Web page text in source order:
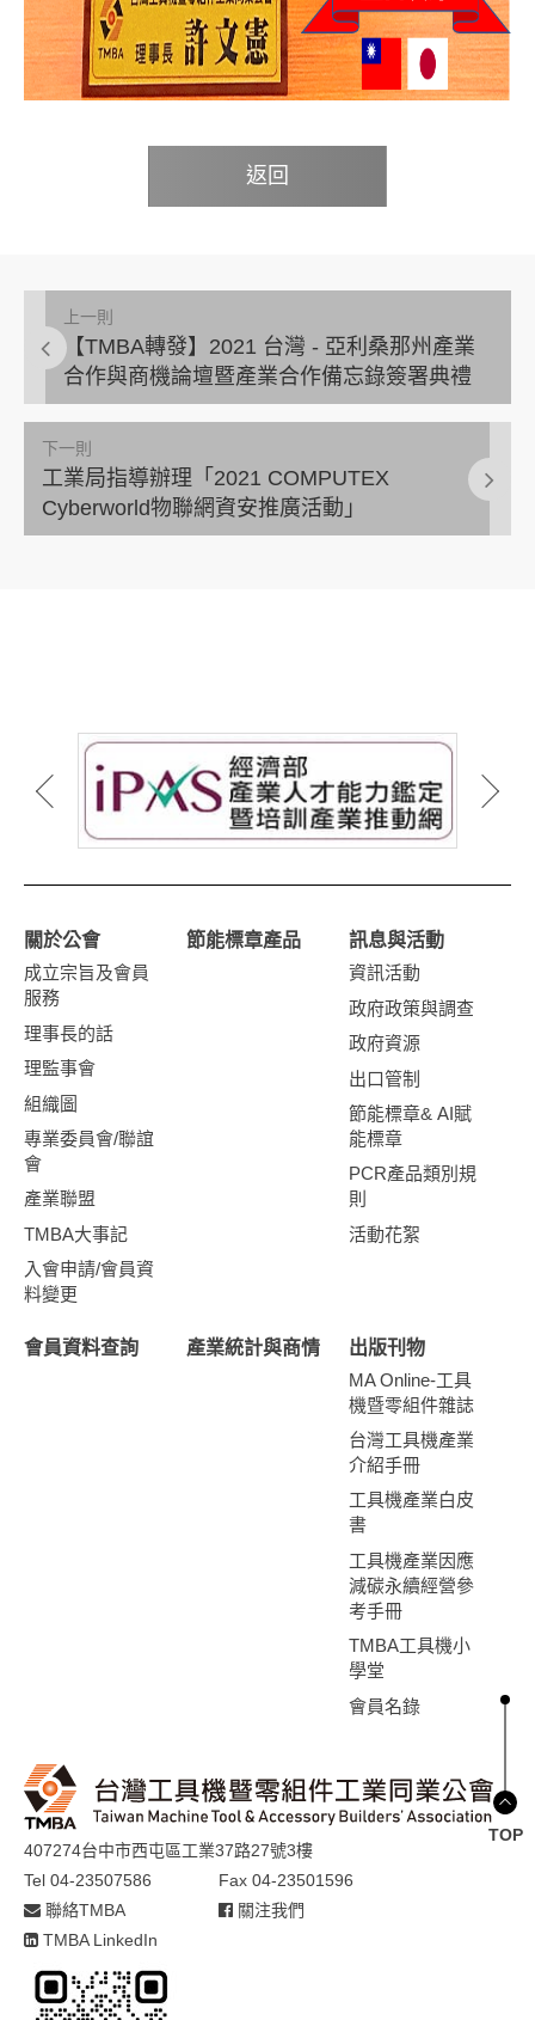
返回
上一則
【TMBA轉發】2021 台灣 - 亞利桑那州產業
合作與商機論壇暨產業合作備忘錄簽署典禮
(線上論壇)
下一則
工業局指導辦理「2021 COMPUTEX
Cyberworld物聯網資安推廣活動」
關於公會
成立宗旨及會員
服務
理事長的話
理監事會
組織圖
專業委員會/聯誼
會
產業聯盟
TMBA大事記
入會申請/會員資
料變更
節能標章產品
訊息與活動
資訊活動
政府政策與調查
政府資源
出口管制
節能標章& AI賦
能標章
PCR產品類別規
則
活動花絮
會員資料查詢 產業統計與商情
出版刊物
MA Online-工具
機暨零組件雜誌
台灣工具機產業
介紹手冊
工具機產業白皮
書
工具機產業因應
減碳永續經營參
考手冊
TMBA工具機小
學堂
會員名錄
407274台中市西屯區工業37路27號3樓
Tel 04-23507586
Fax 04-23501596
聯絡TMBA
關注我們
TMBA LinkedIn
TOP